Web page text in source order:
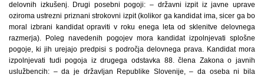
delovnih izkušenj. Drugi posebni pogoji: – državni izpit iz javne uprave
oziroma ustrezni priznani strokovni izpit (kolikor ga kandidat ima, sicer ga bo
moral izbrani kandidat opraviti v roku enega leta od sklenitve delovnega
razmerja). Poleg navedenih pogojev mora kandidat izpolnjevati splošne
pogoje, ki jih urejajo predpisi s področja delovnega prava. Kandidat mora
izpolnjevati tudi pogoja iz drugega odstavka 88. člena Zakona o javnih
uslužbencih: – da je državljan Republike Slovenije, – da oseba ni bila